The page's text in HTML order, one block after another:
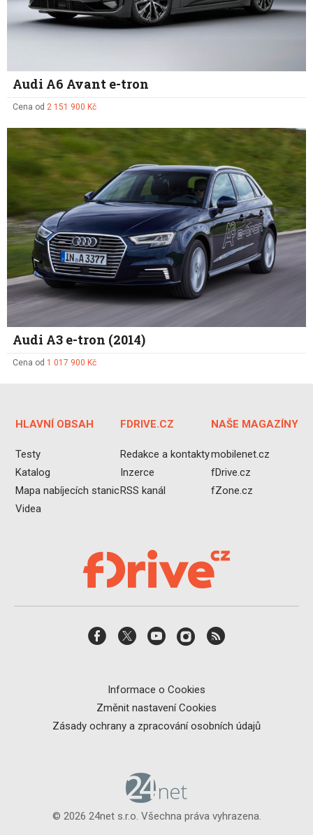
Audi A6 Avant e-tron
Cena od 2 151 900 Kč
Audi A3 e-tron (2014)
Cena od 1 017 900 Kč
HLAVNÍ OBSAH
Testy
Katalog
Mapa nabíjecích stanic
Videa
FDRIVE.CZ
Redakce a kontakty
Inzerce
RSS kanál
NAŠE MAGAZÍNY
mobilenet.cz
fDrive.cz
fZone.cz
Informace o Cookies
Změnit nastavení Cookies
Zásady ochrany a zpracování osobních údajů
© 2026 24net s.r.o. Všechna práva vyhrazena.